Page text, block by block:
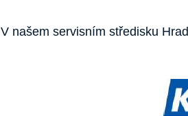
V našem servisním středisku